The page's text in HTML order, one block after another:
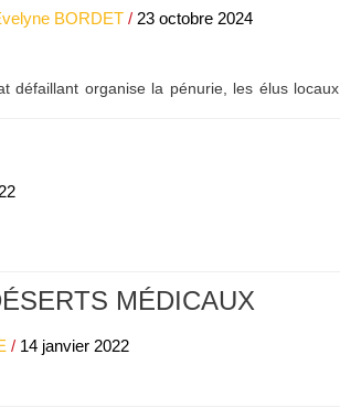
BORDET / 23 octobre 2024
défaillant organise la pénurie, les élus locaux
MÉDICAUX
/ 14 janvier 2022